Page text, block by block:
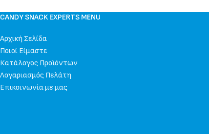
CANDY SNACK EXPERTS MENU
Αρχική Σελίδα
Ποιοί Είμαστε
Κατάλογος Προϊόντων
Λογαριασμός Πελάτη
Επικοινωνία με μας